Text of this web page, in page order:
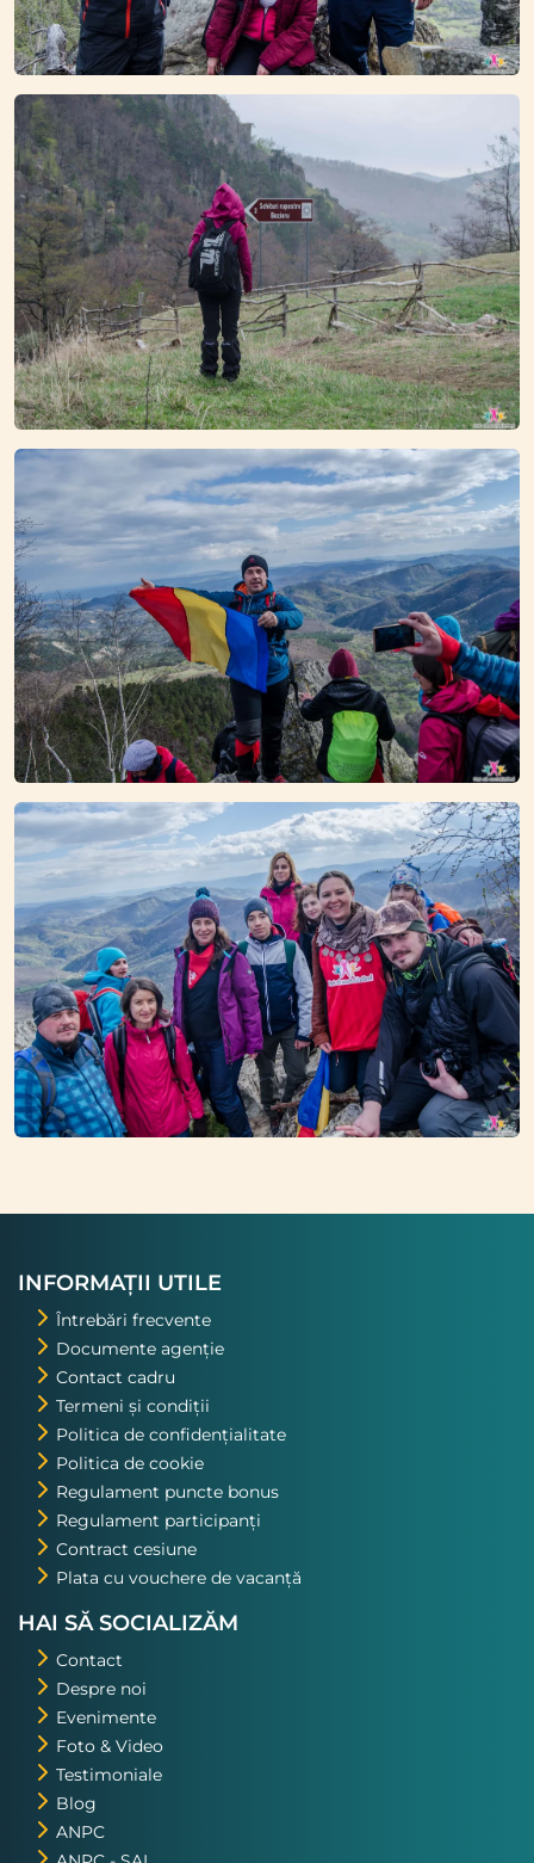
INFORMAȚII UTILE
Întrebări frecvente
Documente agenție
Contact cadru
Termeni și condiții
Politica de confidențialitate
Politica de cookie
Regulament puncte bonus
Regulament participanți
Contract cesiune
Plata cu vouchere de vacanță
HAI SĂ SOCIALIZĂM
Contact
Despre noi
Evenimente
Foto & Video
Testimoniale
Blog
ANPC